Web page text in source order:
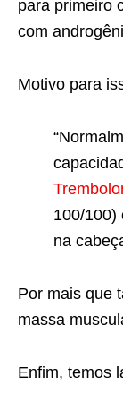
para primeiro
com
Motivo para
100/100)
na
Por mais que
massa
Enfim, temos